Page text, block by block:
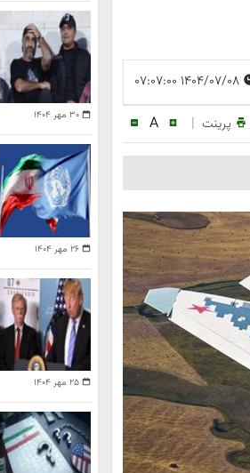
پرینت |
A ۳۰ مهر ۱۴۰۴
۲۶ مهر ۱۴۰۴
۲۵ مهر ۱۴۰۴